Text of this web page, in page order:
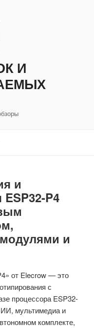
И
и
P4
и
от Elecrow — это
с
процессора ESP32-
мультимедиа и
комплекте,